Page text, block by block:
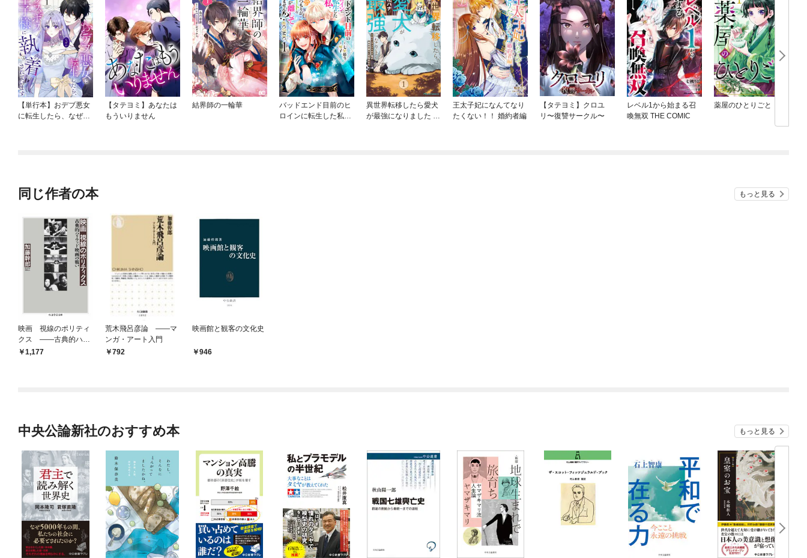
【単行本】おデブ悪女
に転生したら、なぜか
【タテヨミ】あなたは
もういりません
結界師の一輪華
バッドエンド目前のヒ
ロインに転生した私、
異世界転移したら愛犬
が最強になりました ～
王太子妃になんてなり
たくない！！ 婚約者編
【タテヨミ】クロユ
リ〜復讐サークル〜
レベル1から始まる召
喚無双 THE COMIC
薬屋のひとりごと
同じ作者の本 もっと見る
映画 視線のポリティ
クス ――古典的ハリ
ウッド映画の戦い
1,177
荒木飛呂彦論 ――マ
ンガ・アート入門
792
映画館と観客の文化史
946
中央公論新社のおすすめ本 もっと見る